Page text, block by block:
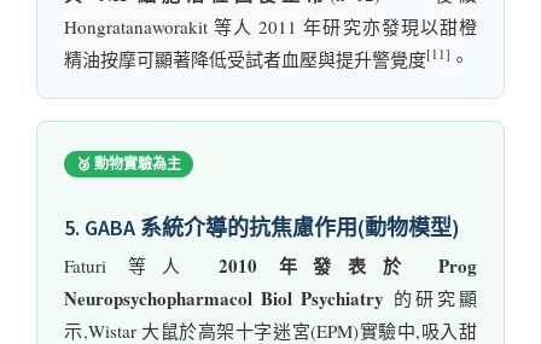
Hongratanaworakit 等人 2011 年研究亦發現以甜橙
精油按摩可顯著降低受試者血壓與提升警覺度[11] 。
🥉 動物實驗為主
5. GABA 系統介導的抗焦慮作用(動物模型)
Faturi 等人 2010 年發表於 Prog
Neuropsychopharmacol Biol Psychiatry 的研究顯
示,Wistar 大鼠於高架十字迷宮(EPM)實驗中,吸入甜